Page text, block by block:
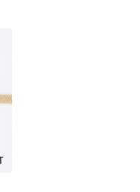
もともと鯨のひげで作
ます。
分＝約0.38cm
およその長さとなりま
い場合がございます。
だきます。